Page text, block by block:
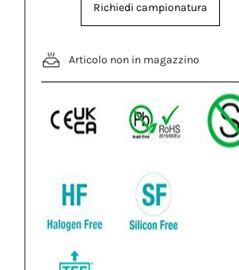
Richiedi campionatura
Articolo non in magazzino